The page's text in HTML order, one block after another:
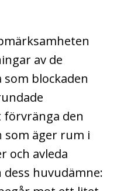
av de
blockaden
den
äger rum i
och avleda
huvudämne: